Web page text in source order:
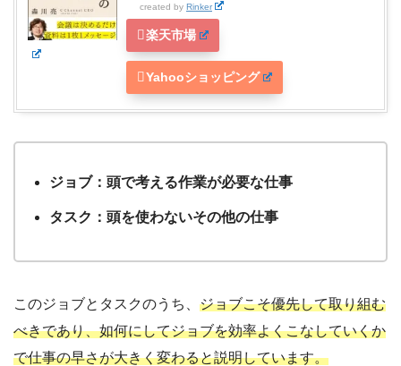
created by Rinker
楽天市場
Yahooショッピング
ジョブ：頭で考える作業が必要な仕事
タスク：頭を使わないその他の仕事
このジョブとタスクのうち、 ジョブこそ優先して取り組む
べきであり、如何にしてジョブを効率よくこなしていくか
で仕事の早さが大きく変わると説明しています。